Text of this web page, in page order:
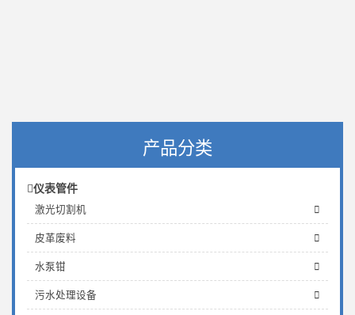
产品分类
仪表管件
激光切割机
皮革废料
水泵钳
污水处理设备